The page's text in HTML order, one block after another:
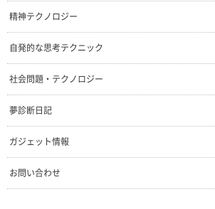
精神テクノロジー
自発的な思考テクニック
社会問題・テクノロジー
夢診断日記
ガジェット情報
お問い合わせ